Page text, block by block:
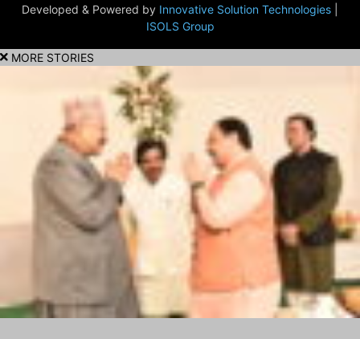
Developed & Powered by Innovative Solution Technologies
ISOLS Group
MORE STORIES